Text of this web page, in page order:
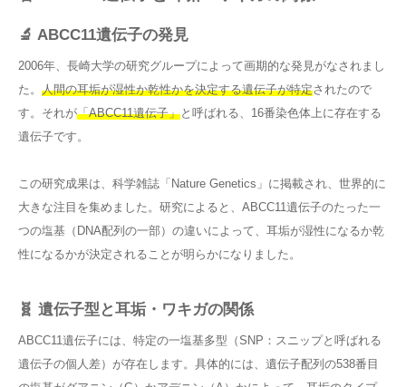
🔬 ABCC11遺伝子の発見
2006年、長崎大学の研究グループによって画期的な発見がなされまし
た。 人間の耳垢が湿性か乾性かを決定する遺伝子が特定されたので
す。それが「ABCC11遺伝子」と呼ばれる、16番染色体上に存在する
遺伝子です。
この研究成果は、科学雑誌「Nature Genetics」に掲載され、世界的に
大きな注目を集めました。研究によると、ABCC11遺伝子のたった一
つの塩基（DNA配列の一部）の違いによって、耳垢が湿性になるか乾
性になるかが決定されることが明らかになりました。
🧬 遺伝子型と耳垢・ワキガの関係
ABCC11遺伝子には、特定の一塩基多型（SNP：スニップと呼ばれる
遺伝子の個人差）が存在します。具体的には、遺伝子配列の538番目